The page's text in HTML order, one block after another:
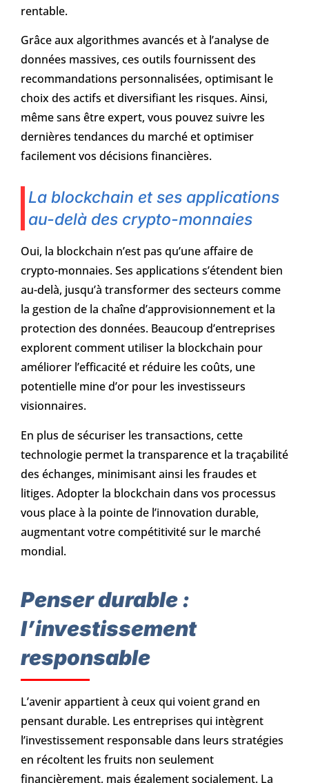
rentable.
Grâce aux algorithmes avancés et à l’analyse de
données massives, ces outils fournissent des
recommandations personnalisées, optimisant le
choix des actifs et diversifiant les risques. Ainsi,
même sans être expert, vous pouvez suivre les
dernières tendances du marché et optimiser
facilement vos décisions financières.
La blockchain et ses applications
au-delà des crypto-monnaies
Oui, la blockchain n’est pas qu’une affaire de
crypto-monnaies. Ses applications s’étendent bien
au-delà, jusqu’à transformer des secteurs comme
la gestion de la chaîne d’approvisionnement et la
protection des données. Beaucoup d’entreprises
explorent comment utiliser la blockchain pour
améliorer l’efficacité et réduire les coûts, une
potentielle mine d’or pour les investisseurs
visionnaires.
En plus de sécuriser les transactions, cette
technologie permet la transparence et la traçabilité
des échanges, minimisant ainsi les fraudes et
litiges. Adopter la blockchain dans vos processus
vous place à la pointe de l’innovation durable,
augmentant votre compétitivité sur le marché
mondial.
Penser durable :
l’investissement
responsable
L’avenir appartient à ceux qui voient grand en
pensant durable. Les entreprises qui intègrent
l’investissement responsable dans leurs stratégies
en récoltent les fruits non seulement
financièrement, mais également socialement. La